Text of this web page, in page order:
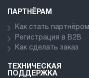
ПАРТНЁРАМ
Как стать партнёром
Регистрация в В2В
Как сделать заказ
ТЕХНИЧЕСКАЯ
ПОДДЕРЖКА